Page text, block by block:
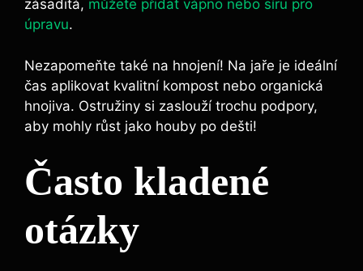
zásaditá, můžete přidat vápno nebo síru pro
úpravu.
Nezapomeňte také na hnojení! Na jaře je ideální
čas aplikovat kvalitní kompost nebo organická
hnojiva. Ostružiny si zaslouží trochu podpory,
aby mohly růst jako houby po dešti!
Často kladené
otázky